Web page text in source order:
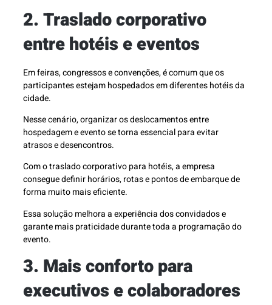
2. Traslado corporativo
entre hotéis e eventos
Em feiras, congressos e convenções, é comum que os
participantes estejam hospedados em diferentes hotéis da
cidade.
Nesse cenário, organizar os deslocamentos entre
hospedagem e evento se torna essencial para evitar
atrasos e desencontros.
Com o traslado corporativo para hotéis, a empresa
consegue definir horários, rotas e pontos de embarque de
forma muito mais eficiente.
Essa solução melhora a experiência dos convidados e
garante mais praticidade durante toda a programação do
evento.
3. Mais conforto para
executivos e colaboradores